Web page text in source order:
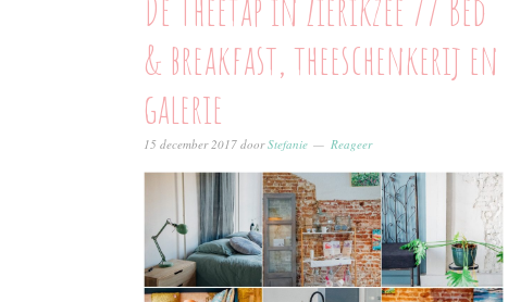
& breakfast, theeschenkerij en
galerie
15 december 2017 doorStefanie Reageer